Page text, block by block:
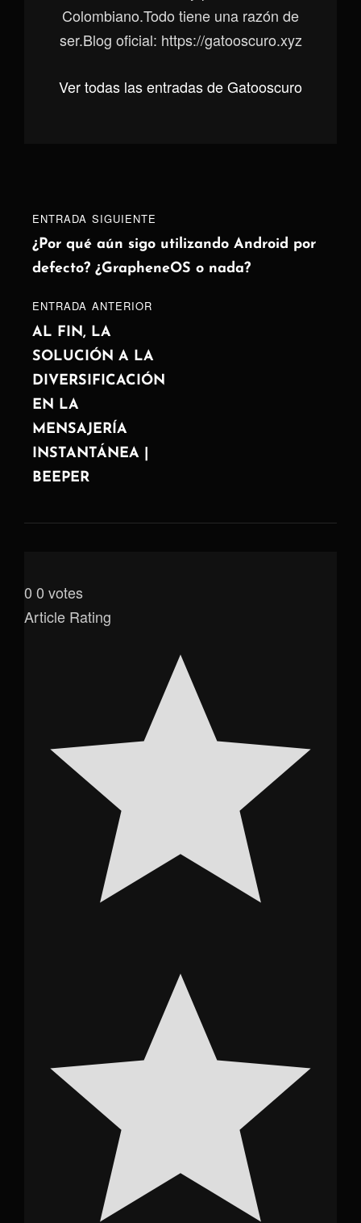
Colombiano.Todo tiene una razón de
ser.Blog oficial: https://gatooscuro.xyz
Ver todas las entradas de Gatooscuro
Navegación
de
entradas
ENTRADA
ANTERIOR
ENTRADA ANTERIOR
AL FIN, LA
SOLUCIÓN A LA
DIVERSIFICACIÓN
EN LA
MENSAJERÍA
INSTANTÁNEA |
BEEPER
Entrada
siguiente
ENTRADA SIGUIENTE
¿Por qué aún sigo utilizando Android por
defecto? ¿GrapheneOS o nada?
0 0 votes
Article Rating